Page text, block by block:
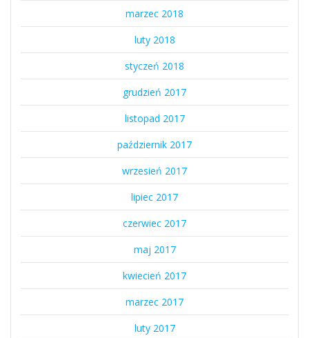
marzec 2018
luty 2018
styczeń 2018
grudzień 2017
listopad 2017
październik 2017
wrzesień 2017
lipiec 2017
czerwiec 2017
maj 2017
kwiecień 2017
marzec 2017
luty 2017